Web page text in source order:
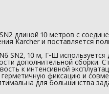
длиной 10 метров с
Karcher и поставляется
SN2, 10 м, Г‑Ш
дополнительной сборки.
к интенсивной
фиксацию и
для большинства